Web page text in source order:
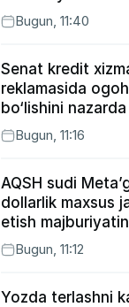
Bugun, 11:40
Senat kredit
reklamasida
bo‘lishini
qonunni ma’qulladi
Bugun, 11:16
AQSH sudi
dollarlik maxsus
etish
Bugun, 11:12
Yozda terlashni